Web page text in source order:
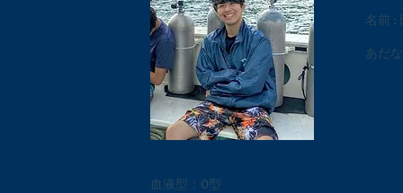
名前 :
あだ
血液型：O型